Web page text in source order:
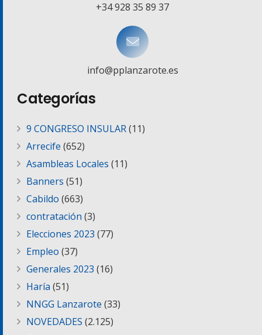
+34 928 35 89 37
info@pplanzarote.es
Categorías
9 CONGRESO INSULAR(11)
Arrecife (652)
Asambleas Locales (11)
Banners (51)
Cabildo (663)
contratación (3)
Elecciones 2023 (77)
Empleo (37)
Generales 2023 (16)
Haría (51)
NNGG Lanzarote (33)
NOVEDADES (2.125)